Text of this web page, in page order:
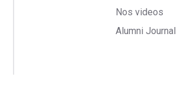
Nos videos
Alumni Journal